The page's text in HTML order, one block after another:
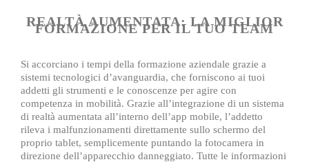
REALTÀ AUMENTATA: LA MIGLIOR
FORMAZIONE PER IL TUO TEAM
Si accorciano i tempi della formazione aziendale grazie a
sistemi tecnologici d’avanguardia, che forniscono ai tuoi
addetti gli strumenti e le conoscenze per agire con
competenza in mobilità. Grazie all’integrazione di un sistema
di realtà aumentata all’interno dell’app mobile, l’addetto
rileva i malfunzionamenti direttamente sullo schermo del
proprio tablet, semplicemente puntando la fotocamera in
direzione dell’apparecchio danneggiato. Tutte le informazioni